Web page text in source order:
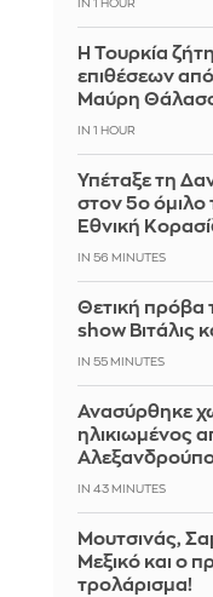
IN 1 HOUR
Η Τουρκία
επιθέσεων
Μαύρη
IN 1 HOUR
Υπέταξε τη
στον 5ο όμιλο
Εθνική
IN 56 MINUTES
Θετική πρόβα
show Βιτάλις
IN 55 MINUTES
Ανασύρθηκε
ηλικιωμένος
IN 43 MINUTES
Μουτσινάς,
Μεξικό και ο
τρολάρισμα!